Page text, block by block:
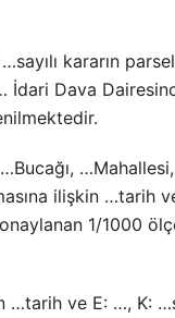
kararın
İdari Dava
ilişkin …tarih
1/1000
…tarih ve E: …, K: